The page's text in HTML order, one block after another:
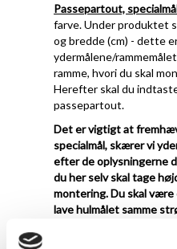
Passepartout,
farve. Under produktet
og bredde (cm) - dette
ydermålene/
ramme, hvori du skal
Herefter skal du
passepartout.
Det er vigtigt at
specialmål, skærer vi
efter de oplysningerne
du her selv skal tage
montering. Du skal
lave hulmålet samme
hulmålet 1 cm mindre